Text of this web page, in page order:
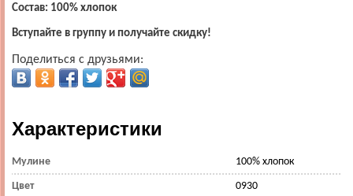
Состав: 100% хлопок
Вступайте в группу и получайте скидку!
Поделиться с друзьями:
Характеристики
Мулине 100% хлопок
Цвет 0930